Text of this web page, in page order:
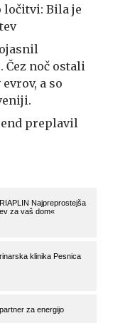
ločitvi: Bila je
Čez noč ostali
a so
preplavil